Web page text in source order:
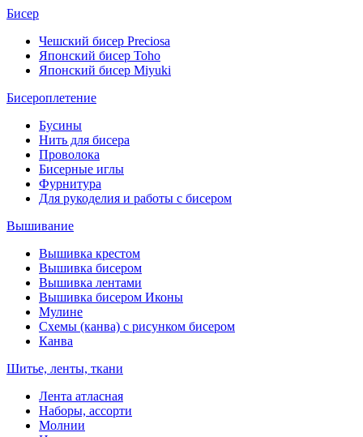
Бисер
Чешский бисер Preciosa
Японский бисер Toho
Японский бисер Miyuki
Бисероплетение
Бусины
Нить для бисера
Проволока
Бисерные иглы
Фурнитура
Для рукоделия и работы с бисером
Вышивание
Вышивка крестом
Вышивка бисером
Вышивка лентами
Вышивка бисером Иконы
Мулине
Схемы (канва) с рисунком бисером
Канва
Шитье, ленты, ткани
Лента атласная
Наборы, ассорти
Молнии